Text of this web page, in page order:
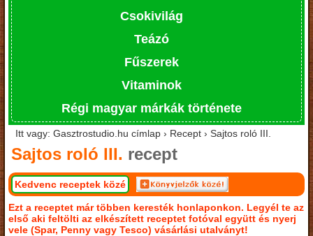
Csokivilág
Teázó
Fűszerek
Vitaminok
Régi magyar márkák története
Itt vagy: Gasztrostudio.hu címlap › Recept › Sajtos roló III.
Sajtos roló III. recept
Kedvenc receptek közé
Ezt a receptet már többen keresték honlaponkon. Legyél te az
első aki feltölti az elkészített receptet fotóval együtt és nyerj
vele (Spar, Penny vagy Tesco) vásárlási utalványt!